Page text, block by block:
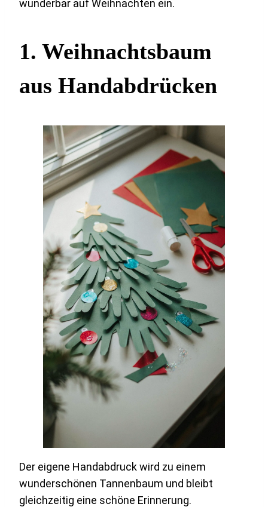
wunderbar auf Weihnachten ein.
1. Weihnachtsbaum
aus Handabdrücken
Der eigene Handabdruck wird zu einem
wunderschönen Tannenbaum und bleibt
gleichzeitig eine schöne Erinnerung.